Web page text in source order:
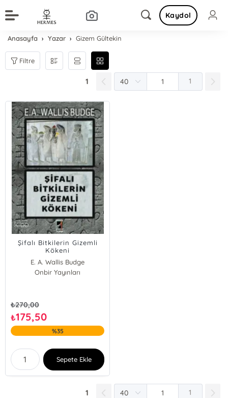
Kaydol
Anasayfa Yazar Gizem Gültekin
Filtre
1 1
Şifalı Bitkilerin Gizemli
Kökeni
E. A. Wallis Budge
Onbir Yayınları
₺270,00
₺175,50
%35
Sepete Ekle
1 1